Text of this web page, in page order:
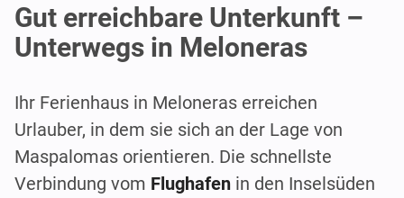
Gut erreichbare Unterkunft –
Unterwegs in Meloneras
Ihr Ferienhaus in Meloneras erreichen
Urlauber, in dem sie sich an der Lage von
Maspalomas orientieren. Die schnellste
Verbindung vom Flughafen in den Inselsüden